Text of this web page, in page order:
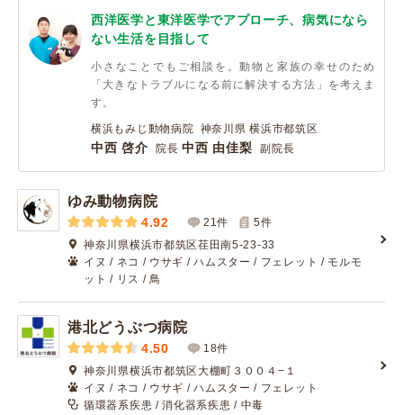
西洋医学と東洋医学でアプローチ、病気になら
ない生活を目指して
小さなことでもご相談を。動物と家族の幸せのため
「大きなトラブルになる前に解決する方法」を考えま
す。
横浜もみじ動物病院 神奈川県 横浜市都筑区
中西 啓介 院長中西 由佳梨 副院長
ゆみ動物病院
4.92 21件 5件
神奈川県横浜市都筑区荏田南5-23-33
イヌ / ネコ / ウサギ / ハムスター / フェレット / モルモ
ット / リス / 鳥
港北どうぶつ病院
4.50
18件
神奈川県横浜市都筑区大棚町３００４−１
イヌ / ネコ / ウサギ / ハムスター / フェレット
循環器系疾患 / 消化器系疾患 / 中毒